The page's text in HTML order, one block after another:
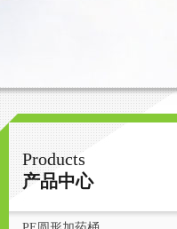
宁波君益塑业有限公司
Products
产品中心